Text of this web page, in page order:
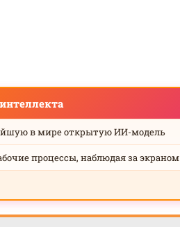
в мире открытую ИИ-модель
процессы, наблюдая за экраном